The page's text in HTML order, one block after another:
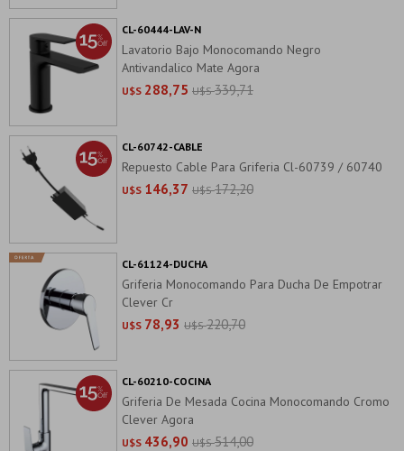
Lavatorio Bajo Monocomando Negro
Antivandalico Mate Agora
U$S 288,75 U$S 339,71
CL-60444-LAV-N
Repuesto Cable Para Griferia Cl-60739 / 60740
U$S 146,37 U$S 172,20
CL-60742-CABLE
Griferia Monocomando Para Ducha De Empotrar
Clever Cr
U$S 78,93 U$S 220,70
CL-61124-DUCHA
Griferia De Mesada Cocina Monocomando Cromo
Clever Agora
U$S 436,90 U$S 514,00
CL-60210-COCINA